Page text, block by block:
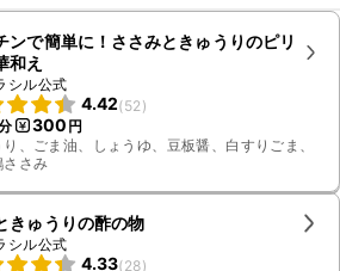
ンで簡単に！ささみときゅうりのピリ
和え
シル公式
4.42(52 )
300 円
り、ごま油、しょうゆ、豆板醤、白すりごま、
ささみ
きゅうりの酢の物
シル公式
4.33(28)